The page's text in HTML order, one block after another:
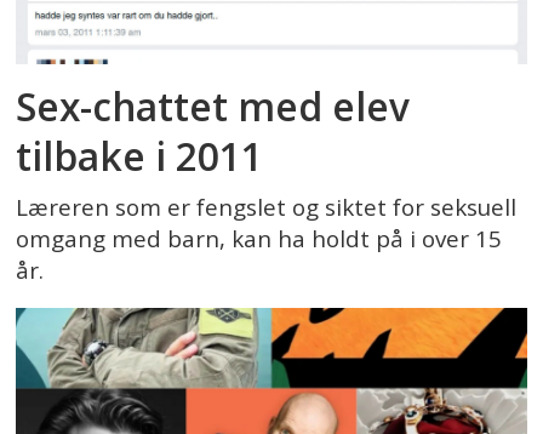
Sex-chattet med elev
tilbake i 2011
Læreren som er fengslet og siktet for seksuell
omgang med barn, kan ha holdt på i over 15
år.